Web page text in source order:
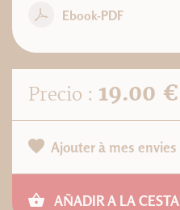
Ebook-PDF
Precio : 19.00 €
Ajouter à mes envies
AÑADIR A LA CESTA